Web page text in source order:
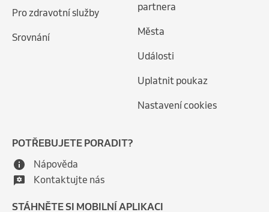
Pro zdravotní služby
Srovnání
partnera
Města
Události
Uplatnit poukaz
Nastavení cookies
POTŘEBUJETE PORADIT?
Nápověda
Kontaktujte nás
STÁHNĚTE SI MOBILNÍ APLIKACI